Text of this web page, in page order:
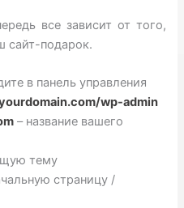
все зависит от того,
сайт-подарок.
в панель управления
wp-admin
– название вашего
тему
страницу /